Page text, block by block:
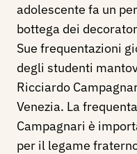
adolescente fa un
bottega dei
Sue frequentazioni
degli studenti
Ricciardo
Venezia. La
Campagnari è
per il legame